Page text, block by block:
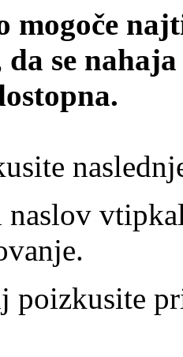
mogoče
se
naslov
poizkusite